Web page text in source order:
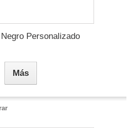
Personalizado
Más